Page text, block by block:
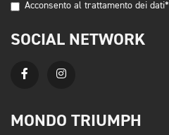
Acconsento al trattamento dei dati*
SOCIAL NETWORK
MONDO TRIUMPH